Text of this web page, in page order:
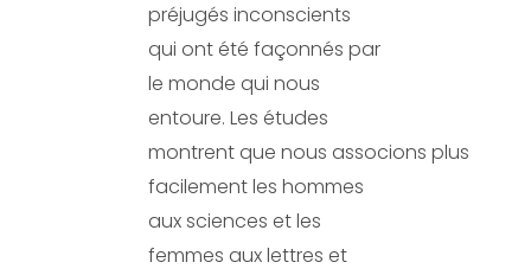
préjugés inconscients
qui ont été façonnés par
le monde qui nous
entoure. Les études
montrent que nous associons plus
facilement les hommes
aux sciences et les
femmes aux lettres et